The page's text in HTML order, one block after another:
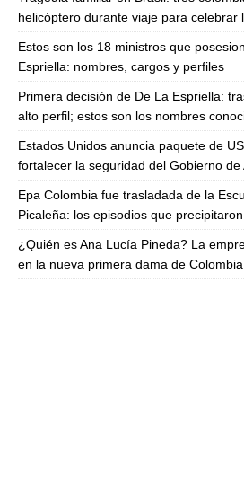
helicóptero durante viaje para celebrar
Estos son los 18 ministros que
Espriella: nombres, cargos y perfiles
Primera decisión de De La Espriella:
alto perfil; estos son los nombres
Estados Unidos anuncia paquete de
fortalecer la seguridad del Gobierno
Epa Colombia fue trasladada de la
Picaleña: los episodios que
¿Quién es Ana Lucía Pineda? La
en la nueva primera dama de Colombia